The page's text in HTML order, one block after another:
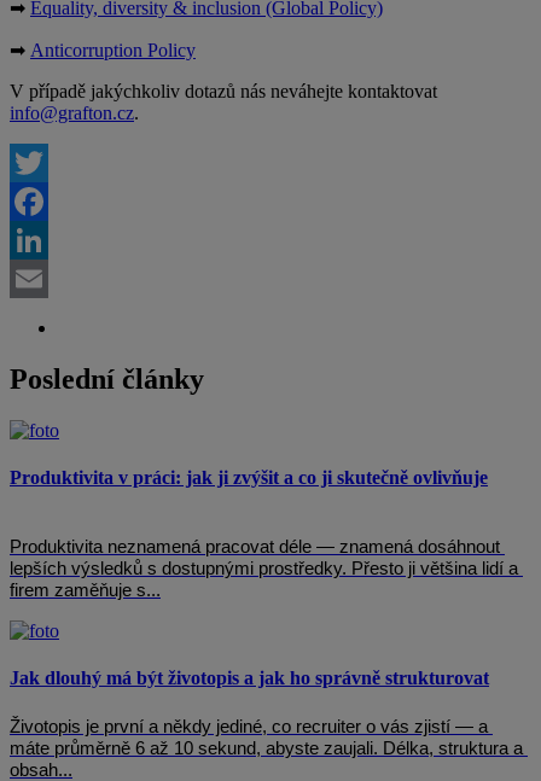
➡ Equality, diversity & inclusion (Global Policy)
➡ Anticorruption Policy
V případě jakýchkoliv dotazů nás neváhejte kontaktovat
info@grafton.cz.
Twitter
Facebook
LinkedIn
Poslední články
Produktivita v práci: jak ji zvýšit a co ji skutečně ovlivňuje
Produktivita neznamená pracovat déle — znamená dosáhnout
lepších výsledků s dostupnými prostředky. Přesto ji většina lidí a
firem zaměňuje s...
Jak dlouhý má být životopis a jak ho správně strukturovat
Životopis je první a někdy jediné, co recruiter o vás zjistí — a
máte průměrně 6 až 10 sekund, abyste zaujali. Délka, struktura a
obsah...